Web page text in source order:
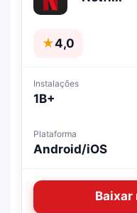
★4,0
Instalações
1B+
Plataforma
Android/iOS
Baixar